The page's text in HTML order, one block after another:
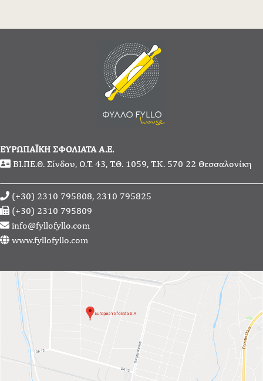
ΕΥΡΩΠΑΪΚΗ ΣΦΟΛΙΑΤΑ Α.Ε.
ΒΙ.ΠΕ.Θ. Σίνδου, Ο.Τ. 43, Τ.Θ. 1059, Τ.Κ. 570 22 Θεσσαλονίκη
(+30) 2310 795808, 2310 795825
(+30) 2310 795809
info@fyllofyllo.com
www.fyllofyllo.com